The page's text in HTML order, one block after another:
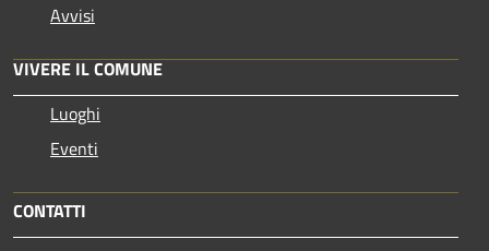
Avvisi
VIVERE IL COMUNE
Luoghi
Eventi
CONTATTI